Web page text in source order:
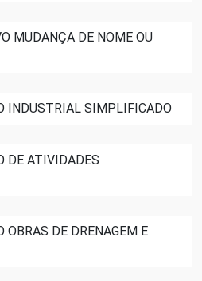
MUDANÇA DE NOME OU
INDUSTRIAL SIMPLIFICADO
DE ATIVIDADES
DE DRENAGEM E